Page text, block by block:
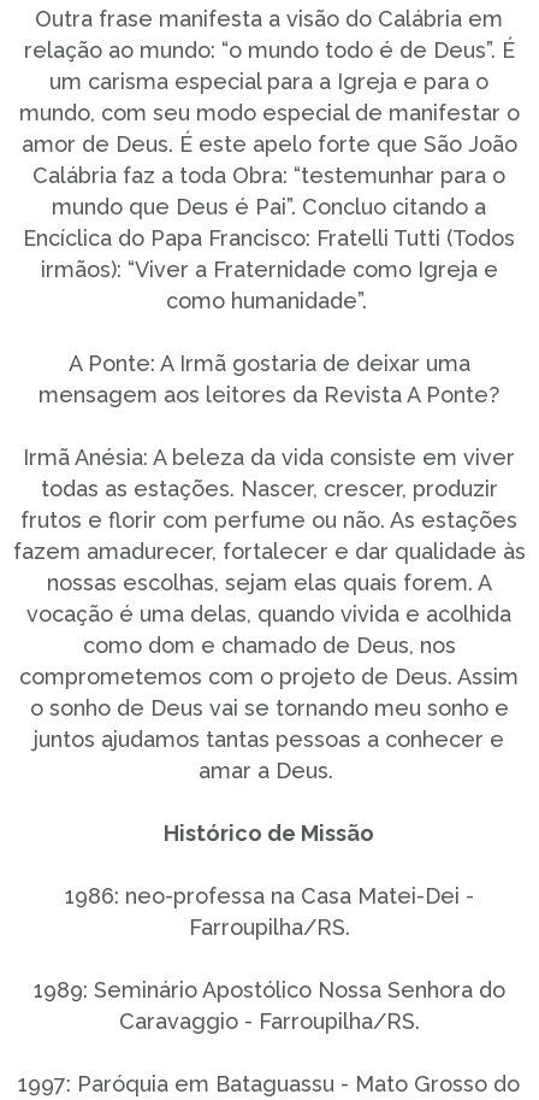
Outra frase manifesta a visão do Calábria em
relação ao mundo: “o mundo todo é de Deus”. É
um carisma especial para a Igreja e para o
mundo, com seu modo especial de manifestar o
amor de Deus. É este apelo forte que São João
Calábria faz a toda Obra: “testemunhar para o
mundo que Deus é Pai”. Concluo citando a
Encíclica do Papa Francisco: Fratelli Tutti (Todos
irmãos): “Viver a Fraternidade como Igreja e
como humanidade”.
A Ponte: A Irmã gostaria de deixar uma
mensagem aos leitores da Revista A Ponte?
Irmã Anésia: A beleza da vida consiste em viver
todas as estações. Nascer, crescer, produzir
frutos e florir com perfume ou não. As estações
fazem amadurecer, fortalecer e dar qualidade às
nossas escolhas, sejam elas quais forem. A
vocação é uma delas, quando vivida e acolhida
como dom e chamado de Deus, nos
comprometemos com o projeto de Deus. Assim
o sonho de Deus vai se tornando meu sonho e
juntos ajudamos tantas pessoas a conhecer e
amar a Deus.
Histórico de Missão
1986: neo-professa na Casa Matei-Dei -
Farroupilha/RS.
1989: Seminário Apostólico Nossa Senhora do
Caravaggio - Farroupilha/RS.
1997: Paróquia em Bataguassu - Mato Grosso do